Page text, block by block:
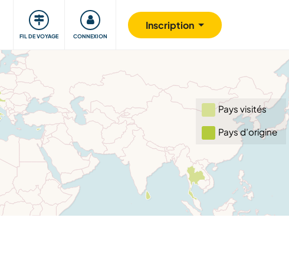
FIL DE VOYAGE CONNEXION
Inscription
Communauté S'impliquer Sécurité
Pays visités
Pays d’origine